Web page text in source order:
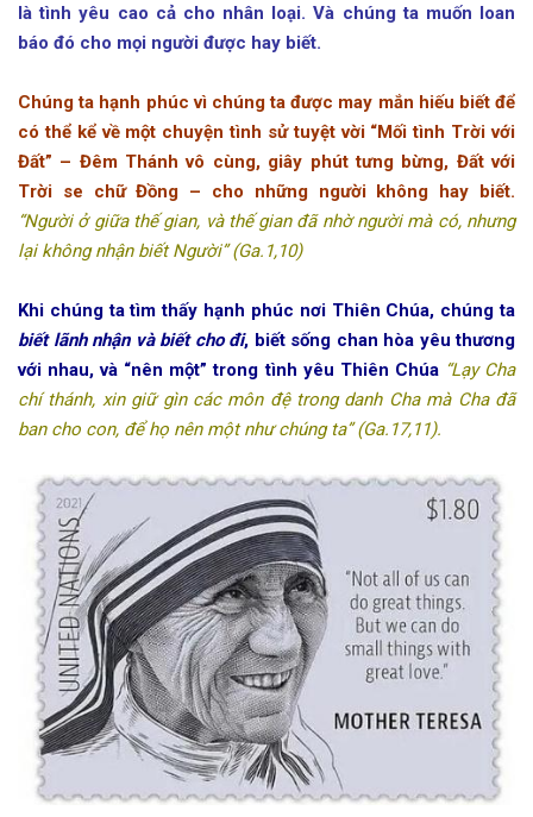
là tình yêu cao cả cho nhân loại. Và chúng ta muốn loan
báo đó cho mọi người được hay biết.
Chúng ta hạnh phúc vì chúng ta được may mắn hiếu biết để
có thể kể về một chuyện tình sử tuyệt vời “Mối tình Trời với
Đất” – Đêm Thánh vô cùng, giây phút tưng bừng, Đất với
Trời se chữ Đồng – cho những người không hay biết.
“Người ở giữa thế gian, và thế gian đã nhờ người mà có, nhưng
lại không nhận biết Người” (Ga.1,10)
Khi chúng ta tìm thấy hạnh phúc nơi Thiên Chúa, chúng ta
biết lãnh nhận và biết cho đi, biết sống chan hòa yêu thương
với nhau, và “nên một” trong tình yêu Thiên Chúa “Lạy Cha
chí thánh, xin giữ gìn các môn đệ trong danh Cha mà Cha đã
ban cho con, để họ nên một như chúng ta” (Ga.17,11).